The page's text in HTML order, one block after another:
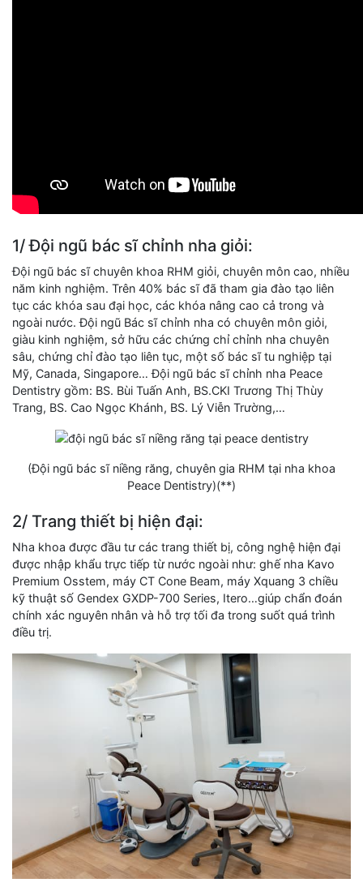
1/ Đội ngũ bác sĩ chỉnh nha giỏi:
Đội ngũ bác sĩ chuyên khoa RHM giỏi, chuyên môn cao, nhiều
năm kinh nghiệm. Trên 40% bác sĩ đã tham gia đào tạo liên
tục các khóa sau đại học, các khóa nâng cao cả trong và
ngoài nước. Đội ngũ Bác sĩ chỉnh nha có chuyên môn giỏi,
giàu kinh nghiệm, sở hữu các chứng chỉ chỉnh nha chuyên
sâu, chứng chỉ đào tạo liên tục, một số bác sĩ tu nghiệp tại
Mỹ, Canada, Singapore… Đội ngũ bác sĩ chỉnh nha Peace
Dentistry gồm: BS. Bùi Tuấn Anh, BS.CKI Trương Thị Thùy
Trang, BS. Cao Ngọc Khánh, BS. Lý Viễn Trường,…
(Đội ngũ bác sĩ niềng răng, chuyên gia RHM tại nha khoa
Peace Dentistry)(**)
2/ Trang thiết bị hiện đại:
Nha khoa được đầu tư các trang thiết bị, công nghệ hiện đại
được nhập khẩu trực tiếp từ nước ngoài như: ghế nha Kavo
Premium Osstem, máy CT Cone Beam, máy Xquang 3 chiều
kỹ thuật số Gendex GXDP-700 Series, Itero…giúp chẩn đoán
chính xác nguyên nhân và hỗ trợ tối đa trong suốt quá trình
điều trị.